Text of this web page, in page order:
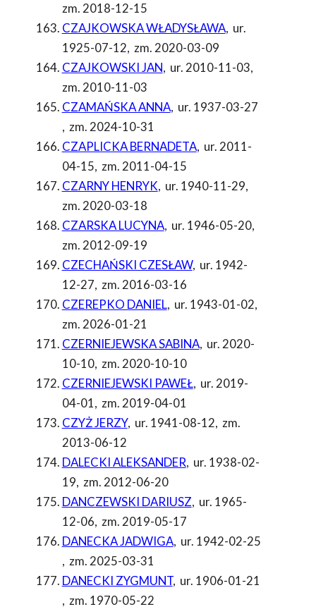
zm. 2018-12-15
CZAJKOWSKA WŁADYSŁAWA, ur.
1925-07-12, zm. 2020-03-09
CZAJKOWSKI JAN, ur. 2010-11-03,
zm. 2010-11-03
CZAMAŃSKA ANNA, ur. 1937-03-27
, zm. 2024-10-31
CZAPLICKA BERNADETA, ur. 2011-
04-15, zm. 2011-04-15
CZARNY HENRYK, ur. 1940-11-29,
zm. 2020-03-18
CZARSKA LUCYNA, ur. 1946-05-20,
zm. 2012-09-19
CZECHAŃSKI CZESŁAW, ur. 1942-
12-27, zm. 2016-03-16
CZEREPKO DANIEL, ur. 1943-01-02,
zm. 2026-01-21
CZERNIEJEWSKA SABINA, ur. 2020-
10-10, zm. 2020-10-10
CZERNIEJEWSKI PAWEŁ, ur. 2019-
04-01, zm. 2019-04-01
CZYŻ JERZY, ur. 1941-08-12, zm.
2013-06-12
DALECKI ALEKSANDER, ur. 1938-02-
19, zm. 2012-06-20
DANCZEWSKI DARIUSZ, ur. 1965-
12-06, zm. 2019-05-17
DANECKA JADWIGA, ur. 1942-02-25
, zm. 2025-03-31
DANECKI ZYGMUNT, ur. 1906-01-21
, zm. 1970-05-22